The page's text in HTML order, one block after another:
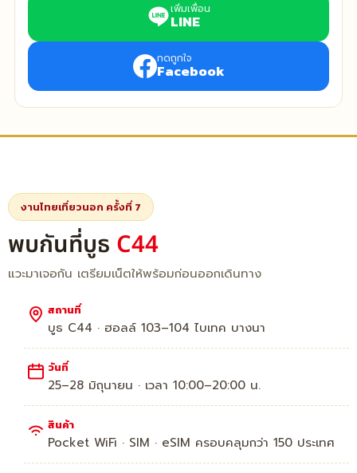
เพิ่มเพื่อน
LINE
กดถูกใจ
Facebook
งานไทยเที่ยวนอก ครั้งที่ 7
พบกันที่บูธ C44
แวะมาเจอกัน เตรียมเน็ตให้พร้อมก่อนออกเดินทาง
สถานที่
บูธ C44 · ฮอลล์ 103–104 ไบเทค บางนา
วันที่
25–28 มิถุนายน · เวลา 10:00–20:00 น.
สินค้า
Pocket WiFi · SIM · eSIM ครอบคลุมกว่า 150 ประเทศ